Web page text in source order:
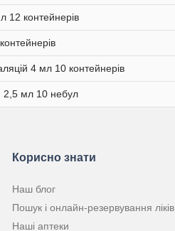
12 контейнерів
4 мл 10 контейнерів
2,5 мл 10 небул
Корисно знати
Наш блог
Пошук і онлайн-резервування ліків
Наші аптеки